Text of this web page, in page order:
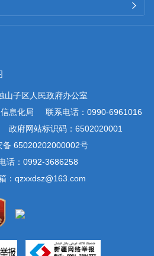

山子区人民政府办公室
息化局
联系电话：0990-6961016
政府网站标识码：6502020001
备 65020202000002号
话：0992-3686258
：qzxxdsz@163.com